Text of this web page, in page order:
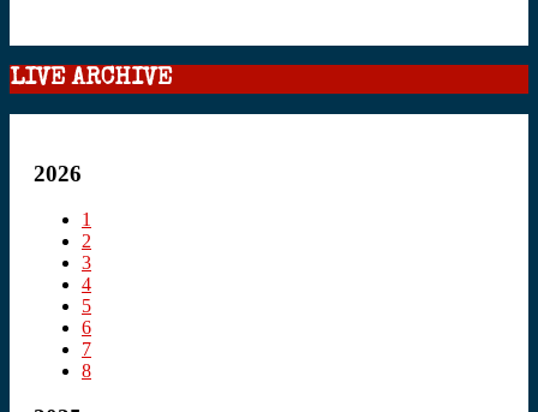
LIVE ARCHIVE
2026
1
2
3
4
5
6
7
8